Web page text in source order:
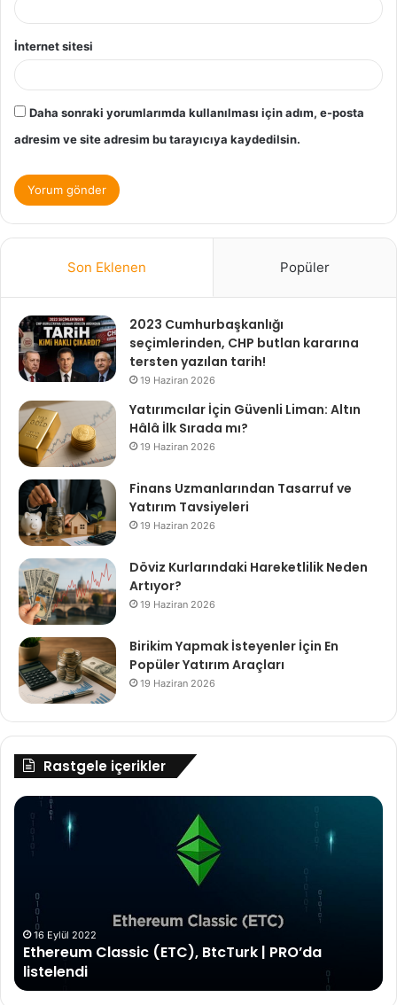
İnternet sitesi
Daha sonraki yorumlarımda kullanılması için adım, e-posta
adresim ve site adresim bu tarayıcıya kaydedilsin.
Son Eklenen Popüler
2023 Cumhurbaşkanlığı
seçimlerinden, CHP butlan kararına
tersten yazılan tarih!
19 Haziran 2026
Yatırımcılar İçin Güvenli Liman: Altın
Hâlâ İlk Sırada mı?
19 Haziran 2026
Finans Uzmanlarından Tasarruf ve
Yatırım Tavsiyeleri
19 Haziran 2026
Döviz Kurlarındaki Hareketlilik Neden
Artıyor?
19 Haziran 2026
Birikim Yapmak İsteyenler İçin En
Popüler Yatırım Araçları
19 Haziran 2026
Rastgele içerikler
Ethereum
Güncellemesi
8 Aralık 2023
Ethereum 2.0 Güncellemesi ve Etkileri